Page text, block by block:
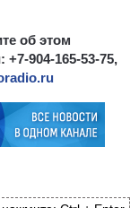
об этом
904-165-53-75,